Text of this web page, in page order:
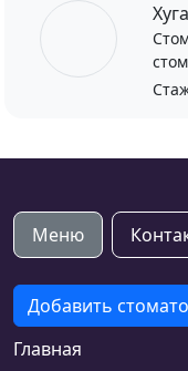
Меню
Добавить
Главная